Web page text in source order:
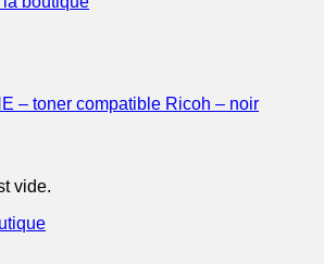
vide.
– toner compatible Ricoh – noir